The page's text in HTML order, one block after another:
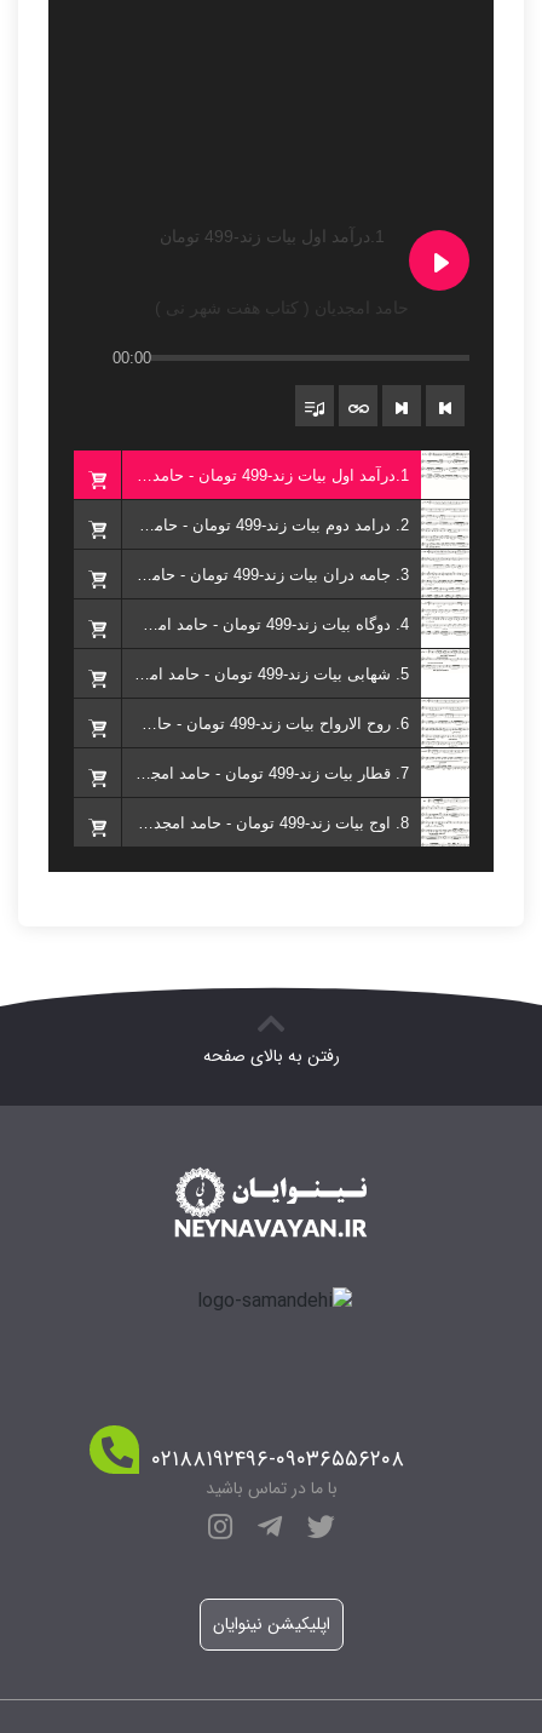
1.درآمد اول بیات زند-499 تومان
حامد امجدیان ( کتاب هفت شهر نی )
00:00
رفتن به بالای صفحه
۰۲۱۸۸۱۹۲۴۹۶-۰۹۰۳۶۵۵۶۲۰۸
با ما در تماس باشید
اپلیکیشن نینوایان